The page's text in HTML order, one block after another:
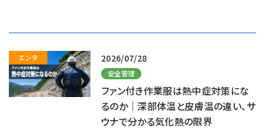
2026/07/28
安全管理
ファン付き作業服は熱中症対策にな
るのか｜深部体温と皮膚温の違い、サ
ウナで分かる気化熱の限界